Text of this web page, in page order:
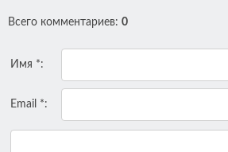
Всего комментариев: 0
Имя *:
Email *: